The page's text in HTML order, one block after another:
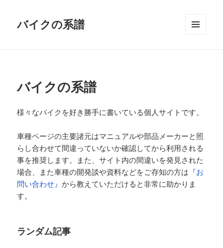
バイクの系譜
バイクの系譜
様々なバイクを好き勝手に書いている個人サイトです。
車種ページの主要諸元はマニュアルや部品メーカーと照
らし合わせて間違っていないか確認してから利用される
事を推奨します。また、サイト内の間違いを発見された
場合、また車種の開発談や資料などをご存知の方は 『お
問い合わせ』から教えていただけると非常に助かりま
す。
ランダム記事